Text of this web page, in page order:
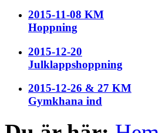
2015-11-08 KM
Hoppning
2015-12-20
Julklappshoppning
2015-12-26 & 27 KM
Gymkhana ind